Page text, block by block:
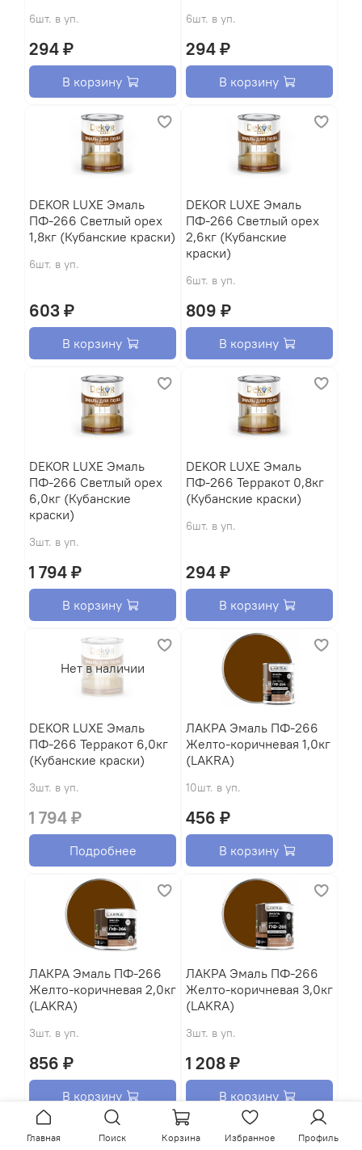
6шт. в уп.
294 ₽
В корзину
6шт. в уп.
294 ₽
В корзину
DEKOR LUXE Эмаль
ПФ-266 Светлый орех
1,8кг (Кубанские краски)
6шт. в уп.
603 ₽
В корзину
DEKOR LUXE Эмаль
ПФ-266 Светлый орех
2,6кг (Кубанские
краски)
6шт. в уп.
809 ₽
В корзину
DEKOR LUXE Эмаль
ПФ-266 Светлый орех
6,0кг (Кубанские
краски)
3шт. в уп.
1 794 ₽
В корзину
DEKOR LUXE Эмаль
ПФ-266 Терракот 0,8кг
(Кубанские краски)
6шт. в уп.
294 ₽
В корзину
Нет в наличии
DEKOR LUXE Эмаль
ПФ-266 Терракот 6,0кг
(Кубанские краски)
3шт. в уп.
1 794 ₽
Подробнее
ЛАКРА Эмаль ПФ-266
Желто-коричневая 1,0кг
(LAKRA)
10шт. в уп.
456 ₽
В корзину
ЛАКРА Эмаль ПФ-266
Желто-коричневая 2,0кг
(LAKRA)
3шт. в уп.
856 ₽
В корзину
ЛАКРА Эмаль ПФ-266
Желто-коричневая 3,0кг
(LAKRA)
3шт. в уп.
1 208 ₽
В корзину
Главная Поиск Корзина Избранное Профиль